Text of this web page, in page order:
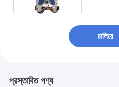
চালিয়ে
প্রস্তাবিত পণ্য